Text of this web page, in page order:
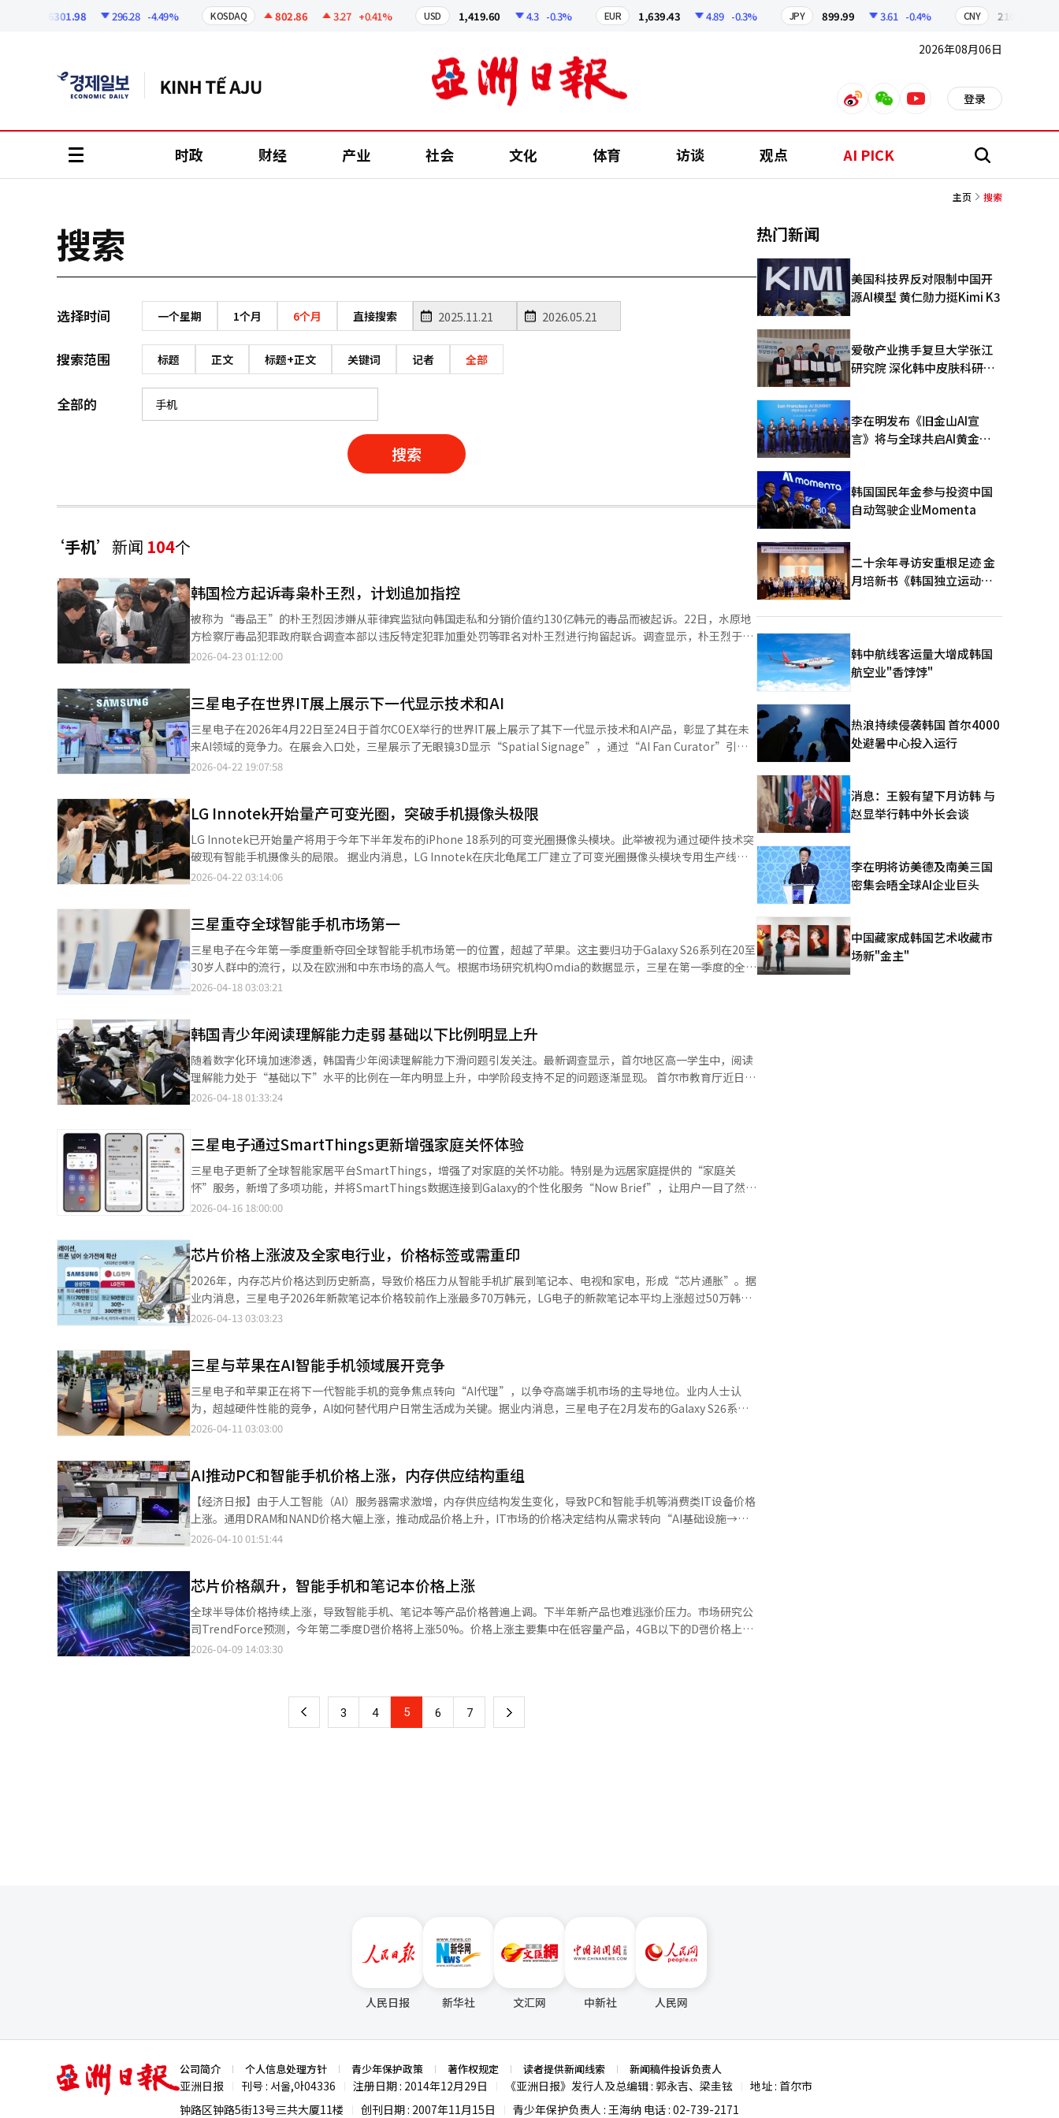
6301.98 296.28 -4.49% KOSDAQ 802.86 3.27 +0.41% USD 1,419.60 4.3 -0.3% EUR 1,639.43 4.89 -0.3% JPY 899.99 3.61 -0.4% CNY 210.33
2026年08月06日
weiboweixinyoutube 登录
时政 财经 产业 社会 文化 体育 访谈 观点 AI PICK 搜
主页 搜索
搜索
选择时间 一个星期 1个月 6个月 直接搜索
搜索范围 标题 正文 标题+正文 关键词 记者 全部
全部的
搜索
‘手机’ 新闻 104个
韩国检方起诉毒枭朴王烈，计划追加指控
被称为“毒品王”的朴王烈因涉嫌从菲律宾监狱向韩国走私和分销价值约130亿韩元的毒品而被起诉。22日，水原地
方检察厅毒品犯罪政府联合调查本部以违反特定犯罪加重处罚等罪名对朴王烈进行拘留起诉。调查显示，朴王烈于
2020年从菲律宾和墨西哥进口317克冰毒，并于2024年6月与侄子A某合谋从菲律宾走私约1482.7克冰毒。此外，他
1575颗摇头丸、可卡因和合成大麻。调查本部通过菲律宾的现场调查发现，朴王烈一伙在菲律宾监狱内自由使用手
机，指挥国内组织成员进行犯罪活动。调查本部还查获了他们使用的5部手机，并确认他们以监狱为据点获得了数十
亿韩元的犯罪收益。检方计划与菲律宾政府协商，对剩余的走私预备物资进行追加起诉。此外，检方将与跨国犯罪特
别应对工作组合作，将共犯侄子A某及其他三名主犯引渡回国，并由警察总警担任组长的犯罪收益追缴小组将追踪并
追回隐藏的犯罪收益。※ 本报道经人工智能（AI）系统翻译与编辑。
2026-04-23 01:12:00
三星电子在世界IT展上展示下一代显示技术和AI
三星电子在2026年4月22日至24日于首尔COEX举行的世界IT展上展示了其下一代显示技术和AI产品，彰显了其在未
来AI领域的竞争力。在展会入口处，三星展示了无眼镜3D显示“Spatial Signage”，通过“AI Fan Curator”引导
参观者，提供无需额外设备的立体感受。其独特的“3D Plate”技术让屏幕呈现出深邃的空间感。“Micro RGB”显
带来的无抖动视频拍摄。AI功能体验也得到了加强，通过“Photo Assist”可以仅用自然语言生成图像，并在LED墙
上展示结果。在“Galaxy AI Live Show”中，展示了照片编辑、通话筛选和隐私功能等AI应用。此外，三星还展示
了“Galaxy Buds4系列”听音区和基于“Android XR”的“Galaxy XR”体验空间，提供沉浸式内容体验。在娱乐领
域，三星运营了“跨平台区”，让用户在智能手机、平板电脑、PC、电视和游戏显示器等设备上享受同一游戏，展示
其生态系统的竞争力。同时，三星还推出了AI便携式投影仪“The Freestyle+”和电视用AI平台“Vision AI
时信息提供功能。
2026-04-22 19:07:58
LG Innotek开始量产可变光圈，突破手机摄像头极限
LG Innotek已开始量产将用于今年下半年发布的iPhone 18系列的可变光圈摄像头模块。此举被视为通过硬件技术突
破现有智能手机摄像头的局限。 据业内消息，LG Innotek在庆北龟尾工厂建立了可变光圈摄像头模块专用生产线，
并已做好量产准备。负责供应核心部件的中国立讯精密和舜宇光学等公司也已完成生产线设置，预计下月开始交付相
通过软件调整固定光圈值的方式不同，可变光圈通过物理开合控制光量。 在明亮环境中，光圈缩小以提高分辨率；在
昏暗环境中，光圈扩大以减少噪点，实现清晰画质。尤其是可以在硬件层面实现如单反相机般的自然背景虚化效果，
被视为智能手机的核心竞争力。 业内人士认为，LG Innotek的量产将重新点燃智能手机行业的技术竞争。三星电子
也在加紧开发技术，计划在明年推出的部分高端Galaxy S27系列中搭载可变光圈。2018年，三星曾在Galaxy S9中尝
试可变光圈，但因部件小型化和生产效率问题，次年发布的产品中未包含该技术。 LG Innotek通过建立领先的量产
产在全球市场上证明其摄像头模块技术实力。 尤其是可变光圈的平均销售价格高于传统摄像头模块，预计将大幅改善
LG Innotek的盈利能力。自今年第三季度起，光学解决方案业务部门的业绩改善将加速，市场对其重返年营业利润1
万亿韩元的期望也在升温。如果市场预期实现，LG Innotek将时隔四年再次达到1万亿韩元的营业利润。 业内人士表
示：“在智能手机行业面临硬件瓶颈的情况下，可变光圈将成为刺激设备更换需求的关键因素。”他还评价称：“LG
Innotek积累的精密光学解决方案能力将成为最大化盈利的基础。”※ 本报道经人工智能（AI）系统翻译与编辑。
2026-04-22 03:14:06
三星重夺全球智能手机市场第一
三星电子在今年第一季度重新夺回全球智能手机市场第一的位置，超越了苹果。这主要归功于Galaxy S26系列在20至
30岁人群中的流行，以及在欧洲和中东市场的高人气。根据市场研究机构Omdia的数据显示，三星在第一季度的全球
市场份额达到22%，超过了苹果的20%。Galaxy S26系列的强劲预售表现和稳定的销售推动了这一成绩。预售在7天
功能和时尚设计重新崛起。业内分析认为，年轻消费者和海外市场的积极反应是三星超越苹果的关键。基于Google
Gemini的设备内AI功能、Galaxy AI翻译、实时通话录音摘要等功能吸引了MZ世代用户。这种消费者反应在欧洲等海
外市场同样明显。Galaxy S26系列在第一季度的欧洲市场份额为33%，中东和非洲市场份额为24%，均超过了苹果
和小米。专家指出，海外市场的销售表现与国内相似，尤其是Ultra型号的差异化性能。欧洲七国消费者联盟的评估
中，S26 Ultra在相机、电池和显示屏方面排名第一，预售中70%以上集中在Ultra型号。51小时的电池续航和稀有颜
这种结构能阻挡侧视角度，苹果无法通过软件更新应对这一差异化特点。此外，合理的价格定位也让三星在性能上明
显优于中国手机。三星最近通知供应商，将4月的Galaxy S26系列生产计划从240万台提高到300万台，显示出对销售
表现的信心。一位业内人士表示：“在苹果iPhone缺乏创新、市场停滞的情况下，中国手机无法匹敌三星的性能。
随着AI优化手机的认知逐渐确立，预计这将对Galaxy整体销售产生积极影响。”※ 本报道经人工智能（AI）系统翻译
与编辑。
2026-04-18 03:03:21
韩国青少年阅读理解能力走弱 基础以下比例明显上升
随着数字化环境加速渗透，韩国青少年阅读理解能力下滑问题引发关注。最新调查显示，首尔地区高一学生中，阅读
理解能力处于“基础以下”水平的比例在一年内明显上升，中学阶段支持不足的问题逐渐显现。 首尔市教育厅近日对
全市约10万名中小学生开展阅读理解及数理能力测试。结果显示，高一学生中，“低于基础水平（1级）”占
平”为18.5%，上升3.5个百分点。教育部门普遍认为，学生至少应达到“平均水平（3级）”，方能顺利跟进课堂学
习，但当前中学阶段已有相当比例学生未达这一标准。 分析认为，中学阶段已成为阅读理解能力下滑的关键节点。一
方面，课程难度提升，对阅读能力要求显著提高；另一方面，智能手机使用时间增加，持续挤压学生阅读时间。相关
研究显示，学生在进入初中后媒体使用时长明显上升，不少学生更倾向于通过短视频或人工智能获取碎片化信息，而
非进行系统性阅读，导致理解能力弱化。 值得注意的是，韩国在中学及高中阶段仍缺乏系统性的阅读理解能力评估与
覆盖面有限。同时，相关政策推进仍受到预算等因素制约。 业内人士指出，应借鉴海外经验，在国家层面构建覆盖全
学段的阅读能力评估与支持体系，并将中学阶段作为重点干预窗口。若未能在该阶段提升至基本水平，不仅影响学科
学习，也可能对团队合作及社会交往产生长期影响。在人工智能加速普及的背景下，阅读理解能力作为基础能力的重
要性进一步凸显，相关制度建设的紧迫性持续上升。
2026-04-18 01:33:24
三星电子通过SmartThings更新增强家庭关怀体验
三星电子更新了全球智能家居平台SmartThings，增强了对家庭的关怀功能。特别是为远居家庭提供的“家庭关
怀”服务，新增了多项功能，并将SmartThings数据连接到Galaxy的个性化服务“Now Brief”，让用户一目了然掌
握家庭动态。通过家庭关怀，用户可以从连接的家电和移动设备中获取活动通知、用药和就诊提醒、位置信息等。新
空调、空气净化器、除湿机和加湿器等设备，若温湿度、空气质量或使用模式异常，将立即通知监护人，并可远程控
制设备。2026年款机器人吸尘器“Bespoke AI Steam Ultra”结合了“安心巡逻”功能，若长时间未检测到活动迹
象，将发送通知并提供巡逻按钮。机器人吸尘器的摄像头可寻找倒地人员，并通过扬声器和麦克风进行双向对话。这
些功能需要用户提前授权监护人远程控制权限，并在SmartThings中注册相关设备。三星还将SmartThings信息整
合到Galaxy的“Now Brief”中，提供家庭设备状态、能耗、睡眠状态、门锁和安全模式等重要数据的简报。此功能
Brief”界面将自动显示。三星电子AI平台中心SmartThings团队负责人郑在渊表示：“三星的AI技术不仅提供便
利，还帮助用户安心照顾家人。我们将通过SmartThings持续扩展差异化的关怀服务。”
2026-04-16 18:00:00
芯片价格上涨波及全家电行业，价格标签或需重印
2026年，内存芯片价格达到历史新高，导致价格压力从智能手机扩展到笔记本、电视和家电，形成“芯片通胀”。据
业内消息，三星电子2026年新款笔记本价格较前作上涨最多70万韩元，LG电子的新款笔记本平均上涨超过50万韩
元。全球PC和笔记本制造商如戴尔、惠普、联想等计划在2026年中期后将笔记本和台式机出厂价提高15%至30%。
大。智能手机已经是价格上涨的“先行者”。三星电子的Galaxy S26系列中，1TB超大容量型号较前作上涨超过40万
韩元，出厂价定为254万韩元。这种“芯片通胀”迅速蔓延至电视和家电。内存、微控制器、面板和传感器价格齐
涨，IT和家电企业的整体部件成本可能上涨50%以上。LG电子等公司正在正式考虑在2026年第一和第二季度提高部
分家电和电视产品的价格。尤其在电视市场，芯片通胀与价格策略交织，导致两家公司的策略不同。三星电子在推出
2026年款电视时，尽管面临内存等部件价格上涨的成本压力，但其高端8K和AI电视系列基本保持价格不变或小幅上
韩元，55至65英寸型号较去年下降30万至100万韩元。这种降价和价格冻结策略被认为是为了抵御中国低价品牌
（TCL、海信）的攻势。然而，尽管有这些促销和价格调整，电视内外的半导体、传感器、内存和面板价格上涨，业
内预计2027年后“持续降价将变得困难，某个时点价格可能再次上调”。一位业内人士表示，“AI服务器和数据中心
的需求推动了半导体的发展，但其成本转嫁到笔记本、电视和家电上，最终成为普通家庭的负担。无论内存价格如
何，短期内消费者可能不得不先承受这些成本。”
2026-04-13 03:03:23
三星与苹果在AI智能手机领域展开竞争
三星电子和苹果正在将下一代智能手机的竞争焦点转向“AI代理”，以争夺高端手机市场的主导地位。业内人士认
为，超越硬件性能的竞争，AI如何替代用户日常生活成为关键。据业内消息，三星电子在2月发布的Galaxy S26系列
中，采用了结合Bixby、Google Gemini和Perplexity的“多AI代理”结构，而苹果计划在今年下半年推出的iPhone
和自动化，Gemini在搜索和外部服务连接方面有优势，Perplexity则在信息搜索和整理上表现突出。业内评价称，
这是一种通过角色分化提高效率的策略。部分型号扩大了设备内AI处理比例，即使无网络连接也能执行一定程度的AI
功能，意在同时确保隐私保护和响应速度。相反，苹果选择了“单一AI高端化”策略。iPhone 18中的下一代Siri将整
合用户日程、信息、邮件等个人数据，自动执行任务，进化为“个人助理型AI”。业内认为，苹果通过结合设备内AI
和云AI，力求同时确保准确性和扩展性，特别是构建与Mac、iPad等设备联动的“生态系统型AI”。两家公司方向性
助理”统一用户体验。业内分析称，这种变化正在改变智能手机竞争的本质，从以摄像头、显示屏为中心的差异化转
向AI主导的使用体验。随着AI代理替代应用程序执行复杂任务，智能手机正从“应用程序中心设备”向“AI中心界
面”演变。预计以Galaxy S26和iPhone 18为起点，高端智能手机市场竞争将转向AI平台。一位业内人士表示：“现
在的智能手机竞争已不再是性能之争，而是谁能替用户完成更多任务的竞争。多代理还是整合型AI，未来平台主导权
可能由此决定。”※ 本报道经人工智能（AI）系统翻译与编辑。
2026-04-11 03:03:00
AI推动PC和智能手机价格上涨，内存供应结构重组
【经济日报】由于人工智能（AI）服务器需求激增，内存供应结构发生变化，导致PC和智能手机等消费类IT设备价格
上涨。通用DRAM和NAND价格大幅上涨，推动成品价格上升，IT市场的价格决定结构从需求转向“AI基础设施→组
件→成品”。根据市场研究公司TrendForce和Counterpoint Research的数据，今年第一季度内存价格大幅上涨。
是简单的经济复苏，而是生产分配结构变化引起的供应因素推动价格上涨的典型现象。这种变化表明IT产业的优先级
发生了变化。过去PC和智能手机是内存需求的中心，现在AI服务器已成为核心需求。特别是以英伟达为中心的AI基础
设施扩张竞争加剧，内存制造商将生产能力集中在利润更高的服务器产品上。结果是“AI内存扩大→通用内存缩小→
消费产品价格上涨”的连锁效应。成品市场已经开始价格传导。LG电子将部分笔记本“Gram”型号的价格提高了
100万韩元，三星电子也提高了Galaxy Book和平板电脑的价格。全球市场上，华硕、惠普、戴尔等主要制造商也在
负担加重。这种趋势也扩展到智能手机。三星电子提高了部分旗舰型号的价格，内存、显示屏、AP等关键组件价格同
时受到影响，IT设备整体价格上涨压力加大。未来的关键是AI需求的持续性。业内人士认为，只要AI服务器投资继
2026-04-10 01:51:44
芯片价格飙升，智能手机和笔记本价格上涨
全球半导体价格持续上涨，导致智能手机、笔记本等产品价格普遍上调。下半年新产品也难逃涨价压力。市场研究公
司TrendForce预测，今年第二季度D램价格将上涨50%。价格上涨主要集中在低容量产品，4GB以下的D램价格上月
上涨超过20%。消费级D램供应短缺是主要原因。由于AI服务器需求激增，半导体公司专注于高带宽内存和大容量
智能手机、平板电脑、笔记本等产品价格面临上涨压力。D램等内存占智能手机制造成本的约20%。三星电子自7日
起全面上调笔记本和平板产品价格。Galaxy Book 6在发布一周内涨价17万至88万韩元，Galaxy Book 6 Ultra涨价
近90万韩元，售价达583万韩元。Galaxy Tab S10、S11系列涨价约15万韩元，Galaxy Tab Fan Edition涨价约8万韩
2026-04-09 14:03:30
上 3 4 5 6 7 下
热门新闻
美国科技界反对限制中国开
源AI模型 黄仁勋力挺Kimi K3
爱敬产业携手复旦大学张江
研究院 深化韩中皮肤科研合
李在明发布《旧金山AI宣
言》将与全球共启AI黄金时
韩国国民年金参与投资中国
自动驾驶企业Momenta
二十余年寻访安重根足迹 金
月培新书《韩国独立运动圣
版
韩中航线客运量大增成韩国
航空业"香饽饽"
热浪持续侵袭韩国 首尔4000
处避暑中心投入运行
消息：王毅有望下月访韩 与
赵显举行韩中外长会谈
李在明将访美德及南美三国
密集会晤全球AI企业巨头
中国藏家成韩国艺术收藏市
场新"金主"
人民日报 新华社 文汇网 中新社 人民网
亚
洲
日
公司简介 个人信息处理方针 青少年保护政策 著作权规定 读者提供新闻线索 新闻稿件投诉负责人
亚洲日报 刊号 : 서울,아04336 注册日期 : 2014年12月29日 《亚洲日报》发行人及总编辑 : 郭永吉、梁圭铉
地址 : 首尔市
钟路区钟路5街13号三共大厦11楼
创刊日期 : 2007年11月15日 青少年保护负责人 : 王海纳 电话 : 02-739-2171